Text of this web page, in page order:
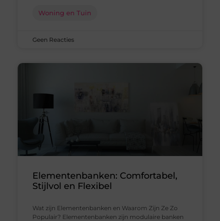
Woning en Tuin
Geen Reacties
Elementenbanken: Comfortabel,
Stijlvol en Flexibel
Wat zijn Elementenbanken en Waarom Zijn Ze Zo
Populair? Elementenbanken zijn modulaire banken